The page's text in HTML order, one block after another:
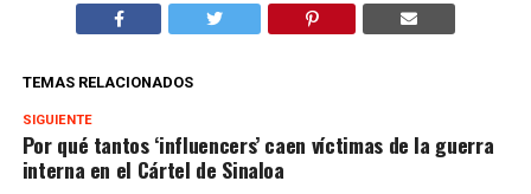
TEMAS RELACIONADOS
SIGUIENTE
Por qué tantos ‘influencers’ caen víctimas de la guerra
interna en el Cártel de Sinaloa